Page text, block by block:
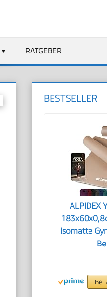
RATGEBER
BESTSELLER
ALPIDEX
Isomatte
Bei